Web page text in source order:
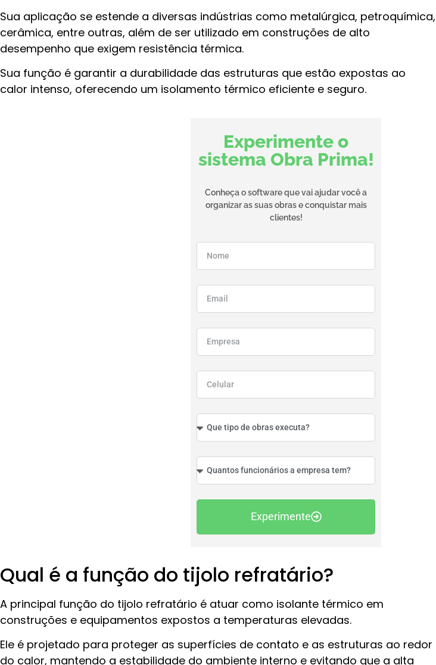
Sua aplicação se estende a diversas indústrias como metalúrgica, petroquímica,
cerâmica, entre outras, além de ser utilizado em construções de alto
desempenho que exigem resistência térmica.
Sua função é garantir a durabilidade das estruturas que estão expostas ao
calor intenso, oferecendo um isolamento térmico eficiente e seguro.
Experimente o
sistema Obra Prima!
Conheça o software que vai ajudar você a
organizar as suas obras e conquistar mais
clientes!
Experimente
Qual é a função do tijolo refratário?
A principal função do tijolo refratário é atuar como isolante térmico em
construções e equipamentos expostos a temperaturas elevadas.
Ele é projetado para proteger as superfícies de contato e as estruturas ao redor
do calor, mantendo a estabilidade do ambiente interno e evitando que a alta